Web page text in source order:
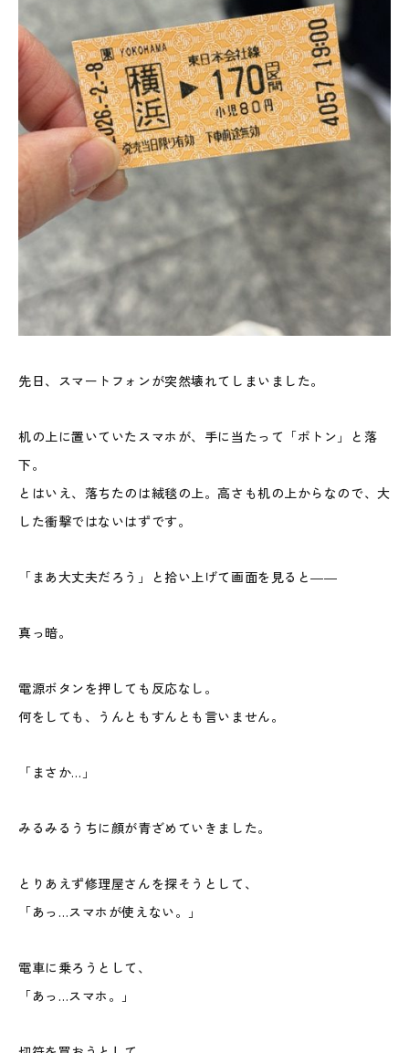
先日、スマートフォンが突然壊れてしまいました。
机の上に置いていたスマホが、手に当たって「ポトン」と落
下。
とはいえ、落ちたのは絨毯の上。高さも机の上からなので、大
した衝撃ではないはずです。
「まあ大丈夫だろう」と拾い上げて画面を見ると――
真っ暗。
電源ボタンを押しても反応なし。
何をしても、うんともすんとも言いません。
「まさか…」
みるみるうちに顔が青ざめていきました。
とりあえず修理屋さんを探そうとして、
「あっ…スマホが使えない。」
電車に乗ろうとして、
「あっ…スマホ。」